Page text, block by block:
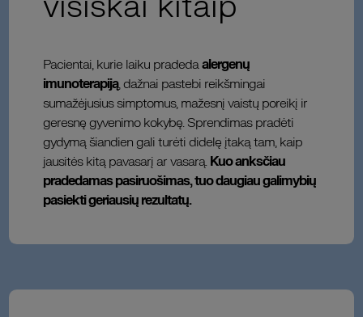
Pacientai, kurie laiku pradedaalergenų
imunoterapiją, dažnai pastebi reikšmingai
sumažėjusius simptomus, mažesnį vaistų poreikį ir
geresnę gyvenimo kokybę. Sprendimas pradėti
gydymą šiandien gali turėti didelę įtaką tam, kaip
jausitės kitą pavasarį ar vasarą. Kuo anksčiau
pradedamas pasiruošimas, tuo daugiau galimybių
pasiekti geriausių rezultatų.